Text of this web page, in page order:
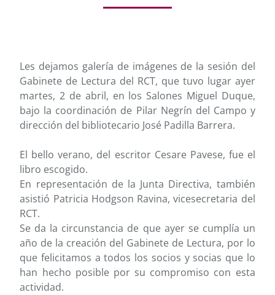
Les dejamos galería de imágenes de la sesión del
Gabinete de Lectura del RCT, que tuvo lugar ayer
martes, 2 de abril, en los Salones Miguel Duque,
bajo la coordinación de Pilar Negrín del Campo y
dirección del bibliotecario José Padilla Barrera.
El bello verano, del escritor Cesare Pavese, fue el
libro escogido.
En representación de la Junta Directiva, también
asistió Patricia Hodgson Ravina, vicesecretaria del
RCT.
Se da la circunstancia de que ayer se cumplía un
año de la creación del Gabinete de Lectura, por lo
que felicitamos a todos los socios y socias que lo
han hecho posible por su compromiso con esta
actividad.